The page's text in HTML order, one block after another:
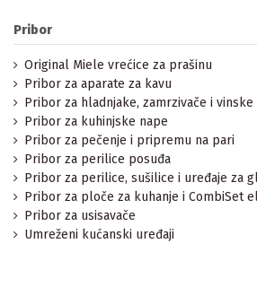
Pribor
Original Miele vrećice za prašinu
Pribor za aparate za kavu
Pribor za hladnjake, zamrzivače i vinske
Pribor za kuhinjske nape
Pribor za pečenje i pripremu na pari
Pribor za perilice posuđa
Pribor za perilice, sušilice i uređaje za
Pribor za ploče za kuhanje i CombiSet
Pribor za usisavače
Umreženi kućanski uređaji